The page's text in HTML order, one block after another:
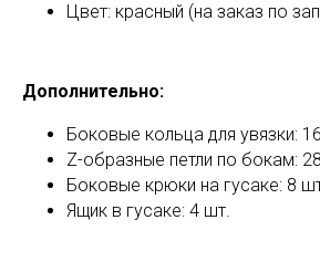
Цвет: красный (на заказ по
Дополнительно:
Боковые кольца для увязки:
Z-образные петли по бокам:
Боковые крюки на гусаке: 8
Ящик в гусаке: 4 шт.